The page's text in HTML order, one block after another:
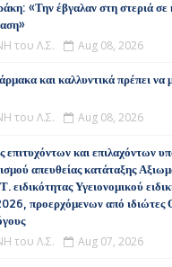
«Την έβγαλαν στη στεριά σε
του Λ.Σ. Aug 08, 2026
και καλλυντικά πρέπει να
του Λ.Σ. Aug 08, 2026
επιτυχόντων και επιλαχόντων
απευθείας κατάταξης
Υγειονομικού
προερχόμενων από ιδιώτες
του Λ.Σ. Aug 07, 2026